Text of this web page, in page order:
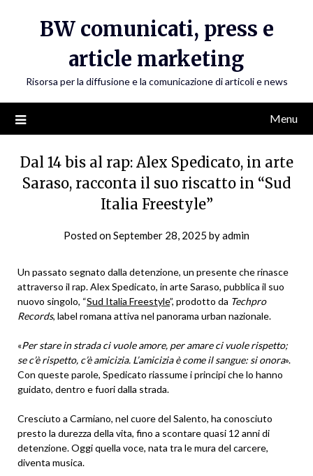
BW comunicati, press e
article marketing
Risorsa per la diffusione e la comunicazione di articoli e news
Menu
Dal 14 bis al rap: Alex Spedicato, in arte
Saraso, racconta il suo riscatto in “Sud
Italia Freestyle”
Posted onSeptember 28, 2025 byadmin
Un passato segnato dalla detenzione, un presente che rinasce
attraverso il rap. Alex Spedicato, in arte Saraso, pubblica il suo
nuovo singolo, “Sud Italia Freestyle”, prodotto da Techpro
Records, label romana attiva nel panorama urban nazionale.
«Per stare in strada ci vuole amore, per amare ci vuole rispetto;
se c’è rispetto, c’è amicizia. L’amicizia è come il sangue: si onora».
Con queste parole, Spedicato riassume i principi che lo hanno
guidato, dentro e fuori dalla strada.
Cresciuto a Carmiano, nel cuore del Salento, ha conosciuto
presto la durezza della vita, fino a scontare quasi 12 anni di
detenzione. Oggi quella voce, nata tra le mura del carcere,
diventa musica.